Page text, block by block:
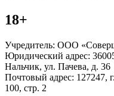
18+
Учредитель: ООО
Юридический адрес:
Нальчик, ул. Пачева, д. 36
Почтовый адрес: 127247,
100, стр. 2